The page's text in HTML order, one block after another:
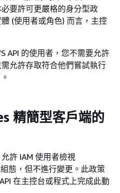
要許可更嚴格的身分型政
(使用者或角色) 而言，主控
API 的使用者，您不需要允許
允許存取符合他們嘗試執行
精簡型客戶端的
許 IAM 使用者檢視
態，但不進行變更。此政策
在主控台或程式上完成此動